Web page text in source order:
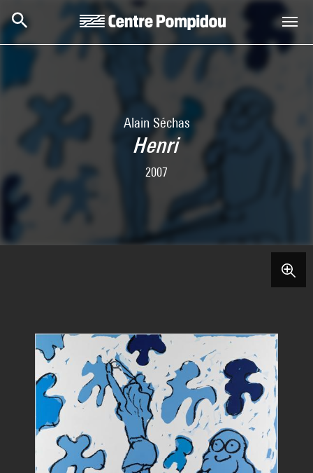
Centre Pompidou
Alain Séchas
Henri
2007